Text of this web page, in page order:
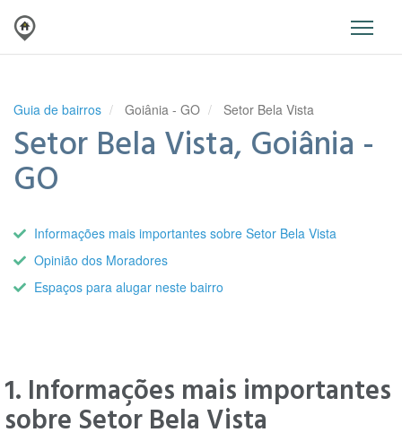
Guia de bairros Goiânia - GO Setor Bela Vista
Setor Bela Vista, Goiânia -
GO
Informações mais importantes sobre Setor Bela Vista
Opinião dos Moradores
Espaços para alugar neste bairro
1. Informações mais importantes
sobre Setor Bela Vista